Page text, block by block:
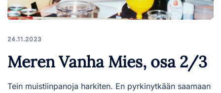
24.11.2023
Meren Vanha Mies, osa 2/3
Tein muistiinpanoja harkiten. En pyrkinytkään saamaan